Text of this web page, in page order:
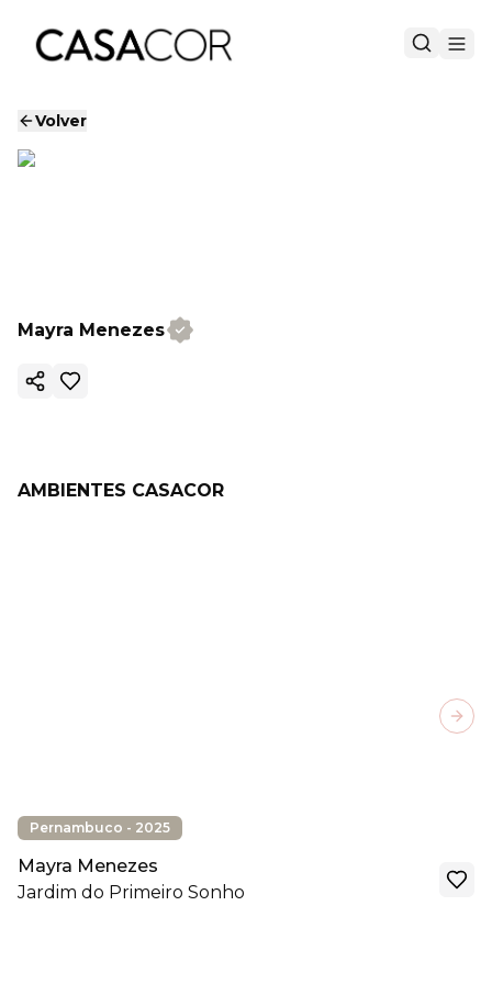
Volver
Mayra Menezes
Copiar enlace
AMBIENTES CASACOR
Pernambuco - 2025
Mayra Menezes
Jardim do Primeiro Sonho